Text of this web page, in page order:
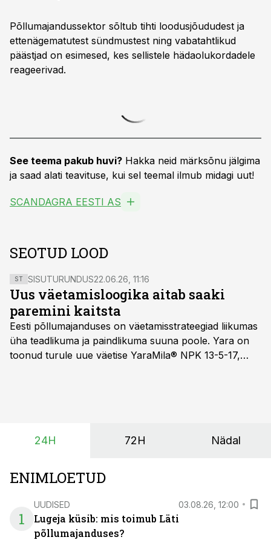
Põllumajandussektor sõltub tihti loodusjõududest ja
ettenägematutest sündmustest ning vabatahtlikud
päästjad on esimesed, kes sellistele hädaolukordadele
reageerivad.
See teema pakub huvi? Hakka neid märksõnu jälgima
ja saad alati teavituse, kui sel teemal ilmub midagi uut!
SCANDAGRA EESTI AS
SEOTUD LOOD
ST SISUTURUNDUS22.06.26, 11:16
Uus väetamisloogika aitab saaki
paremini kaitsta
Eesti põllumajanduses on väetamisstrateegiad liikumas
üha teadlikuma ja paindlikuma suuna poole. Yara on
toonud turule uue väetise YaraMila® NPK 13-5-17,
24H 72H Nädal
ENIMLOETUD
1
UUDISED 03.08.26, 12:00
Lugeja küsib: mis toimub Läti
põllumajanduses?